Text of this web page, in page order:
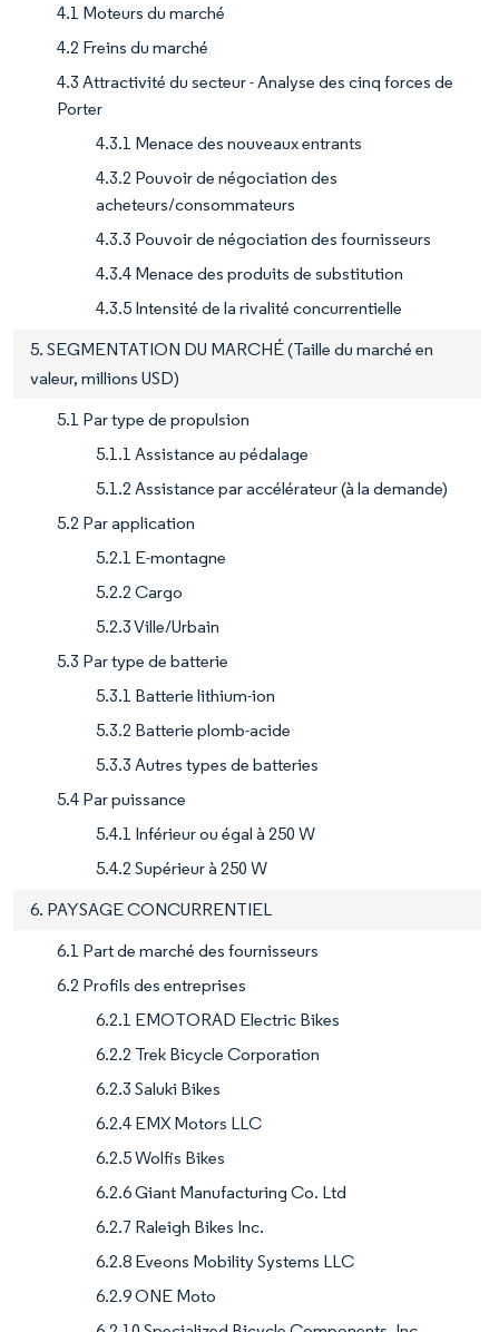
4.1 Moteurs du marché
4.2 Freins du marché
4.3 Attractivité du secteur - Analyse des cinq forces de
Porter
4.3.1 Menace des nouveaux entrants
4.3.2 Pouvoir de négociation des
acheteurs/consommateurs
4.3.3 Pouvoir de négociation des fournisseurs
4.3.4 Menace des produits de substitution
4.3.5 Intensité de la rivalité concurrentielle
5. SEGMENTATION DU MARCHÉ (Taille du marché en
valeur, millions USD)
5.1 Par type de propulsion
5.1.1 Assistance au pédalage
5.1.2 Assistance par accélérateur (à la demande)
5.2 Par application
5.2.1 E-montagne
5.2.2 Cargo
5.2.3 Ville/Urbain
5.3 Par type de batterie
5.3.1 Batterie lithium-ion
5.3.2 Batterie plomb-acide
5.3.3 Autres types de batteries
5.4 Par puissance
5.4.1 Inférieur ou égal à 250 W
5.4.2 Supérieur à 250 W
6. PAYSAGE CONCURRENTIEL
6.1 Part de marché des fournisseurs
6.2 Profils des entreprises
6.2.1 EMOTORAD Electric Bikes
6.2.2 Trek Bicycle Corporation
6.2.3 Saluki Bikes
6.2.4 EMX Motors LLC
6.2.5 Wolfis Bikes
6.2.6 Giant Manufacturing Co. Ltd
6.2.7 Raleigh Bikes Inc.
6.2.8 Eveons Mobility Systems LLC
6.2.9 ONE Moto